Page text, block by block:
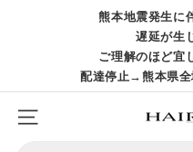
熊本地震発生に
遅延が生
ご理解のほど宜
配達停止→熊本県
サイトナビゲーション